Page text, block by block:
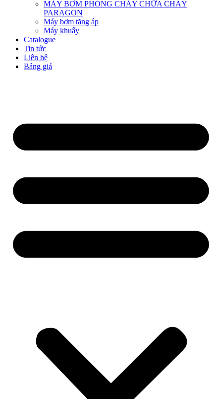
MÁY BƠM PHÒNG CHÁY CHỮA CHÁY
PARAGON
Máy bơm tăng áp
Máy khuấy
Catalogue
Tin tức
Liên hệ
Bảng giá